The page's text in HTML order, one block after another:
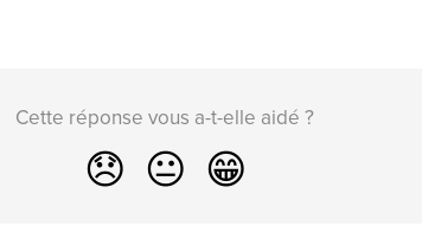
Cette réponse vous a-t-elle aidé ?
😞 😐 😁